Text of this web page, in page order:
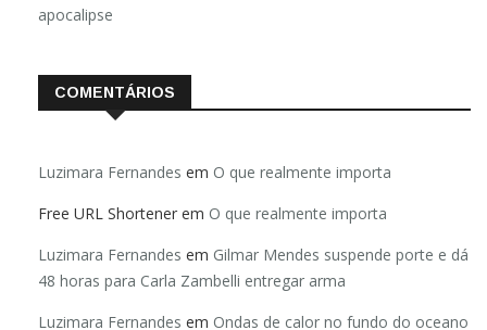
apocalipse
COMENTÁRIOS
Luzimara Fernandes em O que realmente importa
Free URL Shortener em O que realmente importa
Luzimara Fernandes em Gilmar Mendes suspende porte e dá
48 horas para Carla Zambelli entregar arma
Luzimara Fernandes em Ondas de calor no fundo do oceano